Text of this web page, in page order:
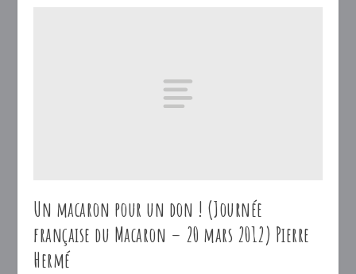
Un macaron pour un don ! (Journée
française du Macaron – 20 mars 2012) Pierre
Hermé